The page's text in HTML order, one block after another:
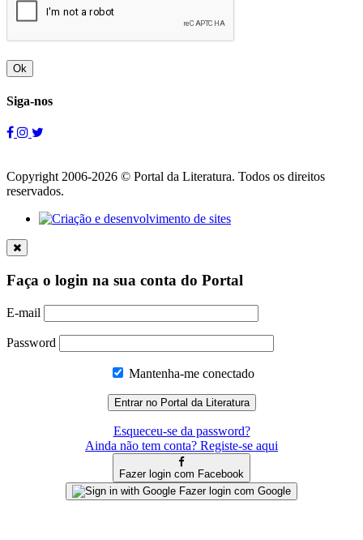
Ok
Siga-nos
Copyright 2006-2026 © Portal da Literatura. Todos os direitos
reservados.
Faça o login na sua conta do Portal
E-mail
Password
Mantenha-me conectado
Esqueceu-se da password?
Ainda não tem conta? Registe-se aqui
Fazer login com Facebook
Fazer login com Google